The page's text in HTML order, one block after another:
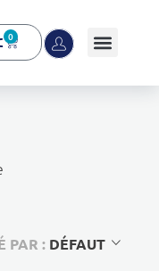
0
PAR : DÉFAUT